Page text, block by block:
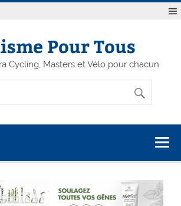
Pour Tous
Cycling, Masters et Vélo pour chacun